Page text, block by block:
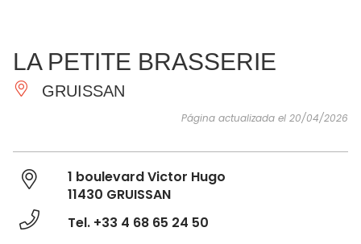
IMPRESCINDIBLES
HACER
INSPIRACIONES
LA PETITE BRASSERIE
GRUISSAN
Página actualizada el 20/04/2026
1 boulevard Victor Hugo
11430 GRUISSAN
Tel. +33 4 68 65 24 50